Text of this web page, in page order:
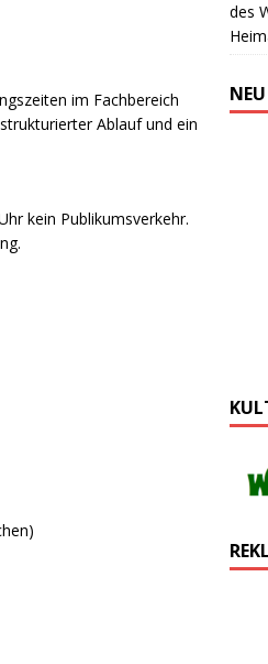
im Fachbereich
Ablauf und ein
kein Publikumsverkehr.
des